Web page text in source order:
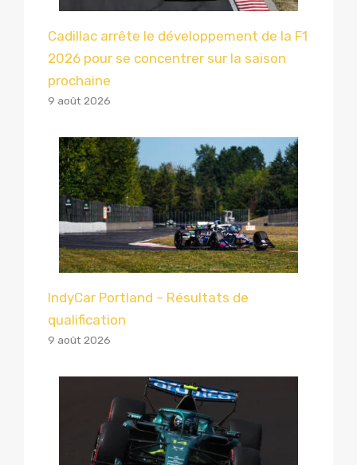
Cadillac arrête le développement de la F1
2026 pour se concentrer sur la saison
prochaine
9 août 2026
IndyCar Portland – Résultats de
qualification
9 août 2026